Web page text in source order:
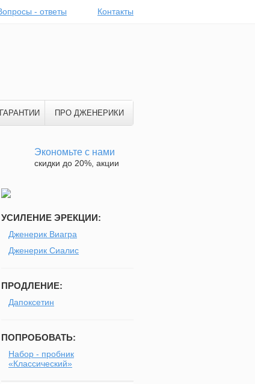
- ответы Контакты
ГАРАНТИИ ПРО ДЖЕНЕРИКИ
Экономьте с нами
скидки до 20%, акции
УСИЛЕНИЕ ЭРЕКЦИИ:
Дженерик Виагра
Дженерик Сиалис
ПРОДЛЕНИЕ:
Дапоксетин
ПОПРОБОВАТЬ:
Набор - пробник
«Классический»